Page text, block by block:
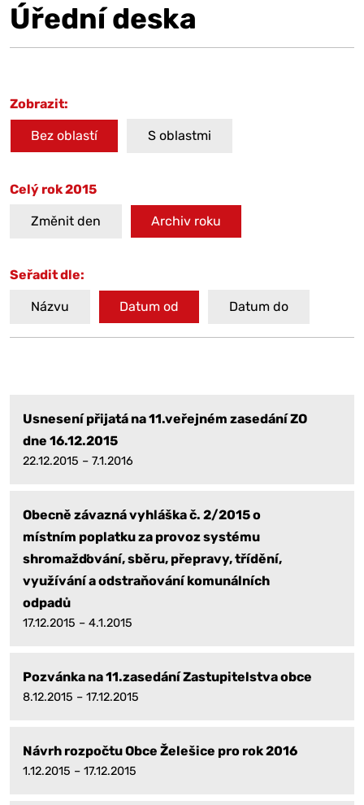
Úřední deska
Zobrazit:
Bez oblastí S oblastmi
Celý rok 2015
Změnit den Archiv roku
Seřadit dle:
Názvu Datum od Datum do
Usnesení přijatá na 11.veřejném zasedání ZO
dne 16.12.2015
22.12.2015 – 7.1.2016
Obecně závazná vyhláška č. 2/2015 o
místním poplatku za provoz systému
shromažďování, sběru, přepravy, třídění,
využívání a odstraňování komunálních
odpadů
17.12.2015 – 4.1.2015
Pozvánka na 11.zasedání Zastupitelstva obce
8.12.2015 – 17.12.2015
Návrh rozpočtu Obce Želešice pro rok 2016
1.12.2015 – 17.12.2015